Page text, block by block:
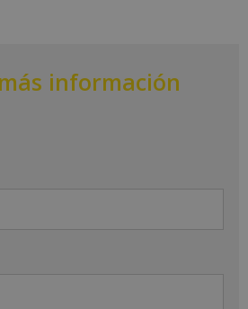
información